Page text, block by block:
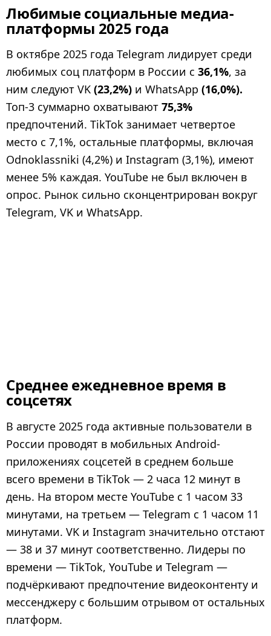
Любимые социальные медиа-
платформы 2025 года
В октябре 2025 года Telegram лидирует среди
любимых соц платформ в России с 36,1%, за
ним следуют VK (23,2%) и WhatsApp (16,0%).
Топ-3 суммарно охватывают 75,3%
предпочтений. TikTok занимает четвертое
место с 7,1%, остальные платформы, включая
Odnoklassniki (4,2%) и Instagram (3,1%), имеют
менее 5% каждая. YouTube не был включен в
опрос. Рынок сильно сконцентрирован вокруг
Telegram, VK и WhatsApp.
Среднее ежедневное время в
соцсетях
В августе 2025 года активные пользователи в
России проводят в мобильных Android-
приложениях соцсетей в среднем больше
всего времени в TikTok — 2 часа 12 минут в
день. На втором месте YouTube с 1 часом 33
минутами, на третьем — Telegram с 1 часом 11
минутами. VK и Instagram значительно отстают
— 38 и 37 минут соответственно. Лидеры по
времени — TikTok, YouTube и Telegram —
подчёркивают предпочтение видеоконтенту и
мессенджеру с большим отрывом от остальных
платформ.